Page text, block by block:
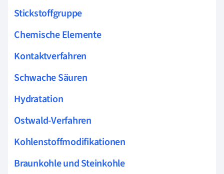
Stickstoffgruppe
Chemische Elemente
Kontaktverfahren
Schwache Säuren
Hydratation
Ostwald-Verfahren
Kohlenstoffmodifikationen
Braunkohle und Steinkohle